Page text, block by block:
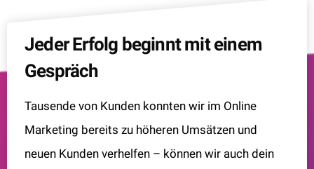
Jeder Erfolg beginnt mit einem
Gespräch
Tausende von Kunden konnten wir im Online
Marketing bereits zu höheren Umsätzen und
neuen Kunden verhelfen – können wir auch dein